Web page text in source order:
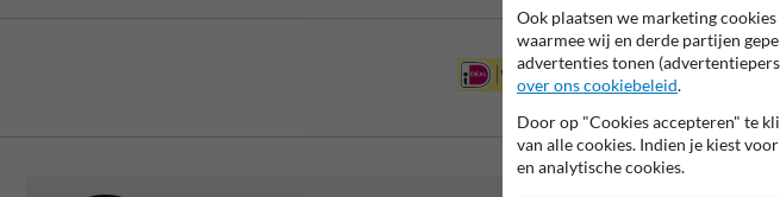
Ook plaatsen we marketing
waarmee wij en derde partijen
advertenties tonen
over ons cookiebeleid.
Door op "Cookies accepteren" te
van alle cookies. Indien je kiest voor
en analytische cookies.